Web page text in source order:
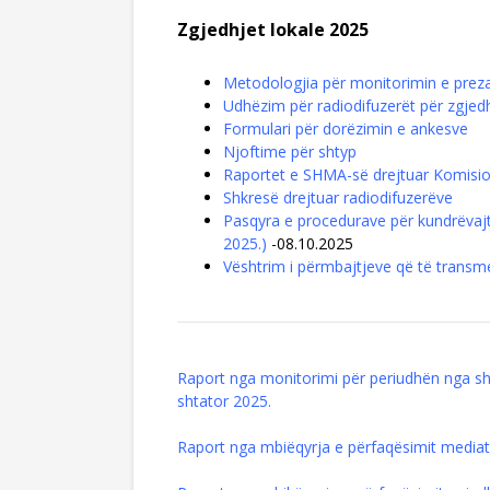
Zgjedhjet lokale 2025
Metodologjia për monitorimin e
Udhëzim për radiodifuzerët për
Formulari për dorëzimin e ankesve
Njoftime për shtyp
Raportet e SHMA-së drejtuar
Shkresë drejtuar radiodifuzerëve
Pasqyra e procedurave për
2025.) -08.10.2025
Vështrim i përmbajtjeve që të
Raport nga monitorimi për periudhën nga
shtator 2025.
Raport nga mbiëqyrja e përfaqësimit